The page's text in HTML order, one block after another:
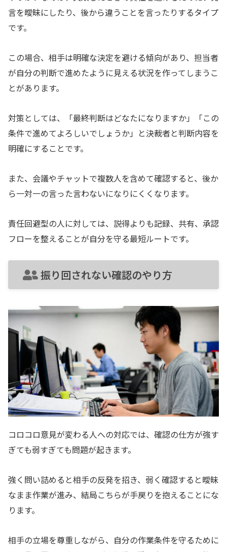
言を曖昧にしたり、後から違うことを言ったりするタイプ
です。
この場合、相手は明確な決定を避ける傾向があり、担当者
が自分の判断で進めたように見える状況を作ってしまうこ
とがあります。
対策としては、「最終判断はどなたになりますか」「この
条件で進めてよろしいでしょうか」と決裁者と判断内容を
明確にすることです。
また、会議やチャットで複数人を含めて確認すると、後か
ら一対一の言った言わないになりにくくなります。
責任回避型の人に対しては、説得よりも記録、共有、承認
フローを整えることが自分を守る最短ルートです。
振り回されない確認のやり方
コロコロ意見が変わる人への対応では、確認の仕方が強す
ぎても弱すぎても問題が起きます。
強く問い詰めると相手の反発を招き、弱く確認すると曖昧
なまま作業が進み、結局こちらが手戻りを抱えることにな
ります。
相手の立場を尊重しながら、自分の作業条件を守るために